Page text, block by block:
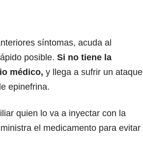
síntomas, acuda al
posible. Si no tiene la
médico, y llega a sufrir un ataque
epinefrina.
quien lo va a inyectar con la
el medicamento para evitar